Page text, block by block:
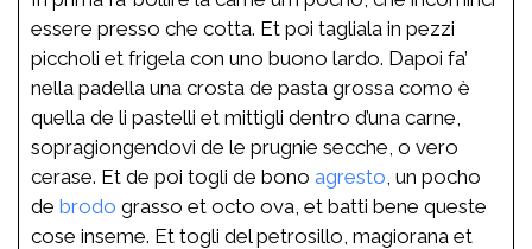
essere presso che cotta. Et poi tagliala in pezzi
piccholi et frigela con uno buono lardo. Dapoi fa’
nella padella una crosta de pasta grossa como è
quella de li pastelli et mittigli dentro d’una carne,
sopragiongendovi de le prugnie secche, o vero
cerase. Et de poi togli de bono agresto , un pocho
de brodo grasso et octo ova, et batti bene queste
cose inseme. Et togli del petrosillo, magiorana et